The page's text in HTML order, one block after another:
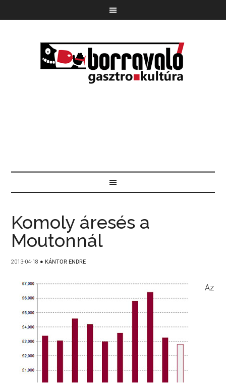
Komoly áresés a
Moutonnál
2013-04-18 ● KÁNTOR ENDRE
Az